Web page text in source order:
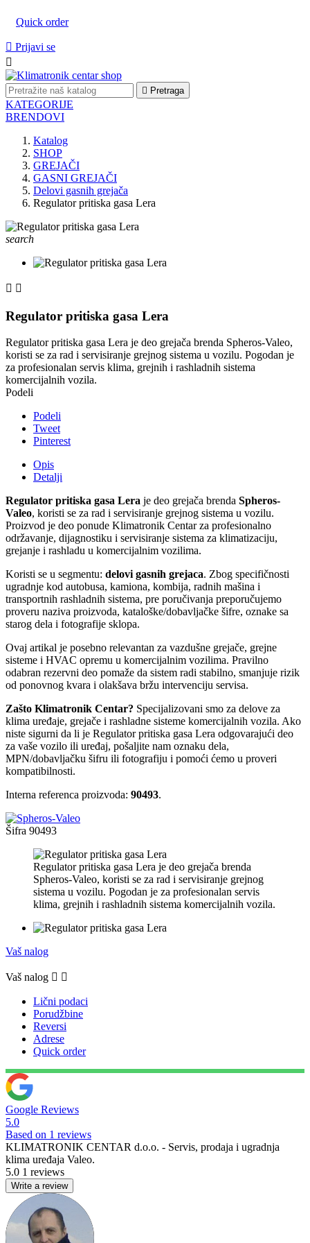
Quick order
 Prijavi se

 Pretraga
KATEGORIJE
BRENDOVI
Katalog
SHOP
GREJAČI
GASNI GREJAČI
Delovi gasnih grejača
Regulator pritiska gasa Lera
search
 
Regulator pritiska gasa Lera
Regulator pritiska gasa Lera je deo grejača brenda Spheros-Valeo,
koristi se za rad i servisiranje grejnog sistema u vozilu. Pogodan je
za profesionalan servis klima, grejnih i rashladnih sistema
komercijalnih vozila.
Podeli
Podeli
Tweet
Pinterest
Opis
Detalji
Regulator pritiska gasa Lera je deo grejača brenda Spheros-
Valeo, koristi se za rad i servisiranje grejnog sistema u vozilu.
Proizvod je deo ponude Klimatronik Centar za profesionalno
održavanje, dijagnostiku i servisiranje sistema za klimatizaciju,
grejanje i rashladu u komercijalnim vozilima.
Koristi se u segmentu: delovi gasnih grejaca. Zbog specifičnosti
ugradnje kod autobusa, kamiona, kombija, radnih mašina i
transportnih rashladnih sistema, pre poručivanja preporučujemo
proveru naziva proizvoda, kataloške/dobavljačke šifre, oznake sa
starog dela i fotografije sklopa.
Ovaj artikal je posebno relevantan za vazdušne grejače, grejne
sisteme i HVAC opremu u komercijalnim vozilima. Pravilno
odabran rezervni deo pomaže da sistem radi stabilno, smanjuje rizik
od ponovnog kvara i olakšava bržu intervenciju servisa.
Zašto Klimatronik Centar? Specijalizovani smo za delove za
klima uređaje, grejače i rashladne sisteme komercijalnih vozila. Ako
niste sigurni da li je Regulator pritiska gasa Lera odgovarajući deo
za vaše vozilo ili uređaj, pošaljite nam oznaku dela,
MPN/dobavljačku šifru ili fotografiju i pomoći ćemo u proveri
kompatibilnosti.
Interna referenca proizvoda: 90493.
Šifra 90493
Regulator pritiska gasa Lera je deo grejača brenda
Spheros-Valeo, koristi se za rad i servisiranje grejnog
sistema u vozilu. Pogodan je za profesionalan servis
klima, grejnih i rashladnih sistema komercijalnih vozila.
Vaš nalog
Vaš nalog  
Lični podaci
Porudžbine
Reversi
Adrese
Quick order
Google Reviews
5.0
Based on 1 reviews
KLIMATRONIK CENTAR d.o.o. - Servis, prodaja i ugradnja
klima uređaja Valeo.
5.0 1 reviews
Write a review